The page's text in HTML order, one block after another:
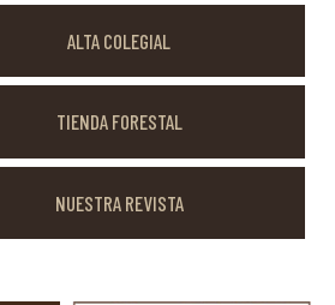
ALTA COLEGIAL
TIENDA FORESTAL
NUESTRA REVISTA